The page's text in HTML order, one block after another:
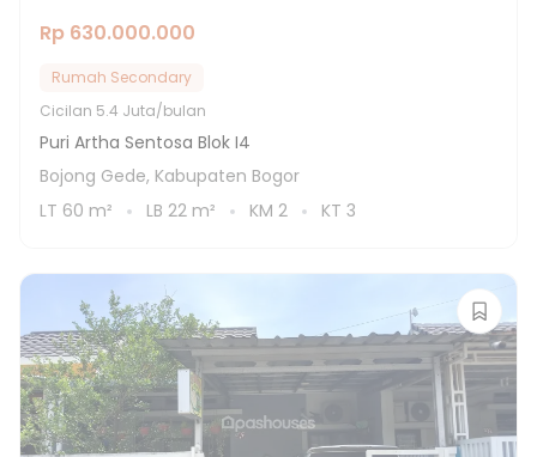
Rp 630.000.000
Rumah Secondary
Cicilan 5.4 Juta/bulan
Puri Artha Sentosa Blok I4
Bojong Gede, Kabupaten Bogor
LT 60 m² LB 22 m² KM 2 KT 3